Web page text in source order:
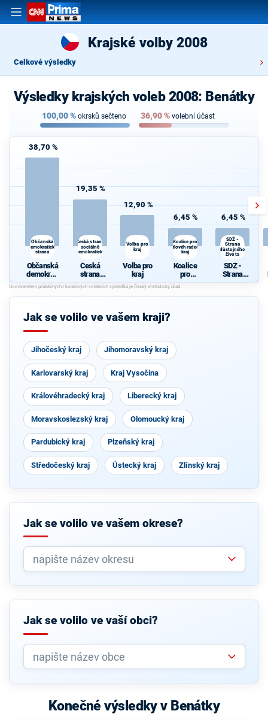
Krajské volby 2008
Celkové výsledky
Výsledky krajských voleb 2008: Benátky
100,00% okrsků sečteno 36,90% volební účast
38,70 %
Občanská
demokratická
strana
Občanská
demokrati
cká strana
19,35 %
Česká strana
sociálně
demokratická
Česká
strana
sociálně
demokrati
cká
12,90 %
Volba pro
kraj
Volba pro
kraj
6,45 %
Koalice pro
Královéhradecký
kraj
Koalice
pro
Královéhra
decký kraj
6,45 %
SDŽ -
Strana
důstojného
života
SDŽ -
Strana
důstojného
Jak se volilo ve vašem kraji?
Jihočeský kraj Jihomoravský kraj
Karlovarský kraj Kraj Vysočina
Královéhradecký kraj Liberecký kraj
Moravskoslezský kraj Olomoucký kraj
Pardubický kraj Plzeňský kraj
Středočeský kraj Ústecký kraj Zlínský kraj
Jak se volilo ve vašem okrese?
Jak se volilo ve vaší obci?
Konečné výsledky v Benátky